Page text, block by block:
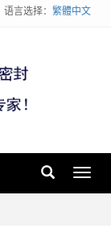
语言选择： 繁體中文